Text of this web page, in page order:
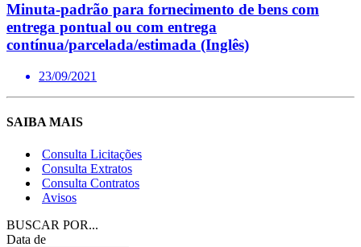
Minuta-padrão para fornecimento de bens com
entrega pontual ou com entrega
contínua/parcelada/estimada (Inglês)
23/09/2021
SAIBA MAIS
Consulta Licitações
Consulta Extratos
Consulta Contratos
Avisos
BUSCAR POR...
Data de